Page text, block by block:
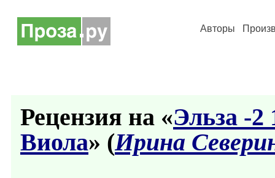
Авторы
Рецензия на «Эльза -2
Виола» (Ирина